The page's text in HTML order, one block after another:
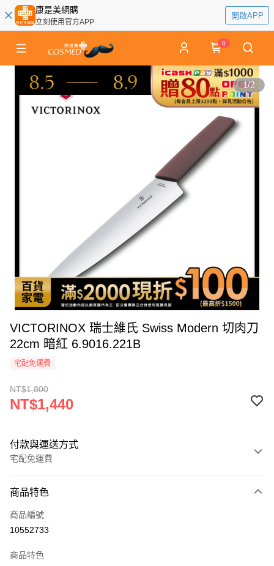
康是美網購
立刻使用官方APP
開啟APP
0
1/2
VICTORINOX 瑞士維氏 Swiss Modern 切肉刀
22cm 暗紅 6.9016.221B
宅配免運費
NT$1,800
NT$1,440
付款與運送方式
宅配免運費
icash Pay
信用卡一次付款
商品特色
商品編號
10552733
商品特色